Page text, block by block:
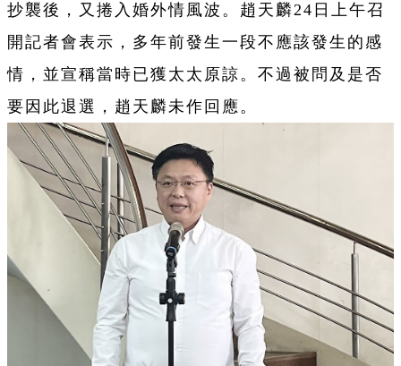
抄襲後，又捲入婚外情風波。趙天麟24日上午召
開記者會表示，多年前發生一段不應該發生的感
情，並宣稱當時已獲太太原諒。不過被問及是否
要因此退選，趙天麟未作回應。